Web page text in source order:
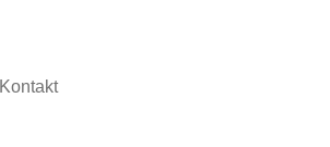
Kontakt